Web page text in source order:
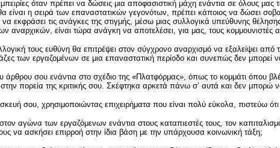
όταν πρέπει να δώσεις μια αποφασιστική μάχη ενάντια σε όλους
είναι η σειρά των επαναστατικών γεγονότων, πρέπει κάποιος να δώσει
εκφράσει τις ανάγκες της στιγμής, μέσω μιας συλλογικά υπεύθυνης
αναρχικών, είναι τώρα ανάγκη να αποτελέσει, για μας, τους
τους ευθύνη θα επιτρέψει στον σύγχρονο αναρχισμό να εξαλείψει από
των εργαζομένων σε μια επαναστατική περίοδο και συνεπώς δεν μπορεί
σου ενάντια στο σχέδιο της «Πλατφόρμας», όπως το κομμάτι όπου
στην πορεία της κριτικής σου. Σκέφτηκα αρκετά πάνω σ’ αυτά και δεν
σου, χρησιμοποιώντας επιχειρήματα που είναι πολύ εύκολα, πιστεύω
αγώνα των εργαζόμενων ενάντια στους καταπιεστές τους, τον
να ασκήσει επιρροή στην ίδια βάση με την υπάρχουσα κοινωνική τάξη;